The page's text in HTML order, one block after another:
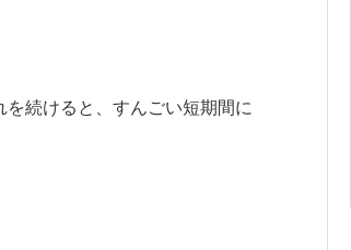
続けると、すんごい短期間に